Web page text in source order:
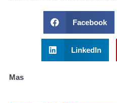
Facebook
LinkedIn
Mas